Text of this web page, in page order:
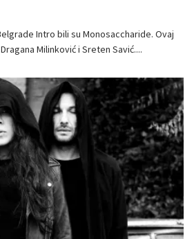
Intro bili su Monosaccharide. Ovaj
Milinković i Sreten Savić....